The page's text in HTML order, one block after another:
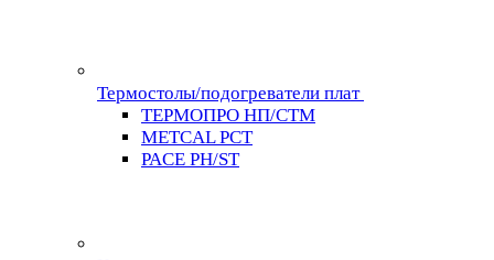
Термостолы/подогреватели плат
ТЕРМОПРО НП/СТМ
METCAL PCT
PACE PH/ST